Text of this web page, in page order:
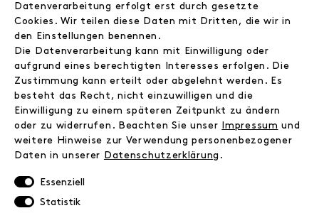
Instagram
Kontakt
INFORMATIONEN
FAQ
Zahlungsinformationen
Versand
Retoure
Datenschutz
AGB
Datenverarbeitung erfolgt erst durch gesetzte
Cookies. Wir teilen diese Daten mit Dritten, die wir in
den Einstellungen benennen.
Die Datenverarbeitung kann mit Einwilligung oder
aufgrund eines berechtigten Interesses erfolgen. Die
Zustimmung kann erteilt oder abgelehnt werden. Es
besteht das Recht, nicht einzuwilligen und die
Einwilligung zu einem späteren Zeitpunkt zu ändern
oder zu widerrufen. Beachten Sie unser
Impressum und
weitere Hinweise zur Verwendung personenbezogener
Daten in unserer
Daten­schutz­erklärung
Essenziell
Statistik